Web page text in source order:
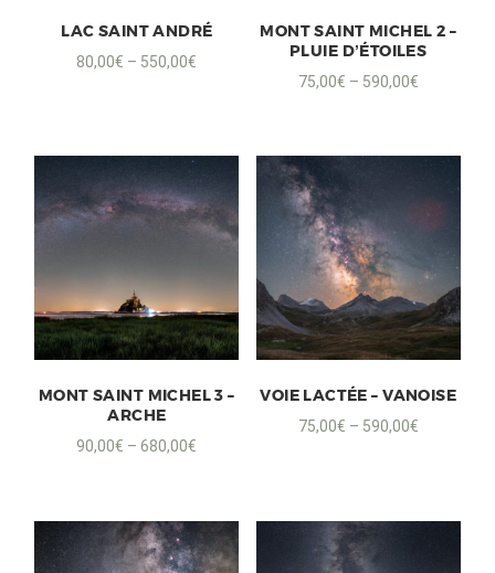
LAC SAINT ANDRÉ
80,00€ – 550,00€
MONT SAINT MICHEL 2 –
PLUIE D’ÉTOILES
75,00€ – 590,00€
MONT SAINT MICHEL 3 –
ARCHE
90,00€ –680,00€
VOIE LACTÉE – VANOISE
75,00€ – 590,00€